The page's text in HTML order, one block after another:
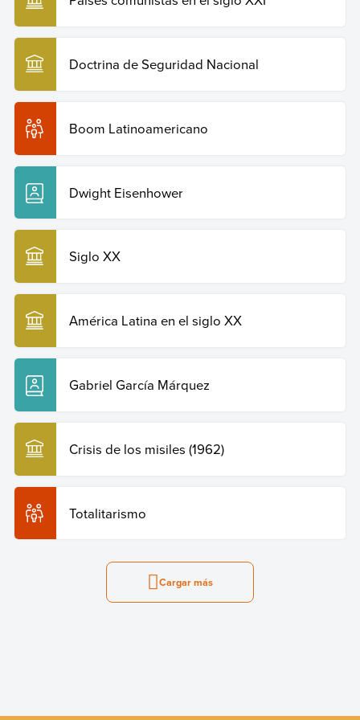
Doctrina de Seguridad Nacional
Boom Latinoamericano
Dwight Eisenhower
Siglo XX
América Latina en el siglo XX
Gabriel García Márquez
Crisis de los misiles (1962)
Totalitarismo
Cargar más